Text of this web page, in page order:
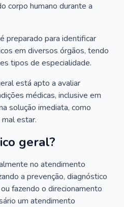
corpo humano durante a
preparado para identificar
em diversos órgãos, tendo
tipos de especialidade.
está apto a avaliar
médicas, inclusive em
solução imediata, como
estar.
geral?
no atendimento
a prevenção, diagnóstico
fazendo o direcionamento
um atendimento